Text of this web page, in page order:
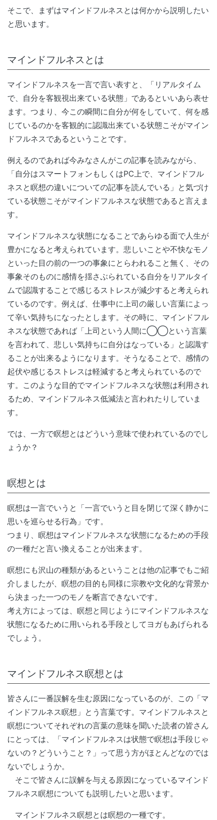
そこで、まずはマインドフルネスとは何かから説明したい
と思います。
マインドフルネスとは
マインドフルネスを一言で言い表すと、「リアルタイム
で、自分を客観視出来ている状態」であるといいあら表せ
ます。つまり、今この瞬間に自分が何をしていて、何を感
じているのかを客観的に認識出来ている状態こそがマイン
ドフルネスであるということです。
例えるのであれば今みなさんがこの記事を読みながら、
「自分はスマートフォンもしくはPC上で、マインドフル
ネスと瞑想の違いについての記事を読んでいる」と気づけ
ている状態こそがマインドフルネスな状態であると言えま
す。
マインドフルネスな状態になることであらゆる面で人生が
豊かになると考えられています。悲しいことや不快なモノ
といった目の前の一つの事象にとらわれること無く、その
事象そのものに感情を揺さぶられている自分をリアルタイ
ムで認識することで感じるストレスが減少すると考えられ
ているのです。例えば、仕事中に上司の厳しい言葉によっ
て辛い気持ちになったとします。その時に、マインドフル
ネスな状態であれば「上司という人間に◯◯という言葉
を言われて、悲しい気持ちに自分はなっている」と認識す
ることが出来るようになります。そうなることで、感情の
起伏や感じるストレスは軽減すると考えられているので
す。このような目的でマインドフルネスな状態は利用され
るため、マインドフルネス低減法と言われたりしていま
す。
では、一方で瞑想とはどういう意味で使われているのでし
ょうか？
瞑想とは
瞑想は一言でいうと「一言でいうと目を閉じて深く静かに
思いを巡らせる行為」です。
つまり、瞑想はマインドフルネスな状態になるための手段
の一種だと言い換えることが出来ます。
瞑想にも沢山の種類があるということは他の記事でもご紹
介しましたが、瞑想の目的も同様に宗教や文化的な背景か
ら決まった一つのモノを断言できないです。
考え方によっては、瞑想と同じようにマインドフルネスな
状態になるために用いられる手段としてヨガもあげられる
でしょう。
マインドフルネス瞑想とは
皆さんに一番誤解を生む原因になっているのが、この「マ
インドフルネス瞑想」とう言葉です。マインドフルネスと
瞑想についてそれぞれの言葉の意味を聞いた読者の皆さん
にとっては、「マインドフルネスは状態で瞑想は手段じゃ
ないの？どういうこと？」って思う方がほとんどなのでは
ないでしょうか。
そこで皆さんに誤解を与える原因になっているマインド
フルネス瞑想についても説明したいと思います。
マインドフルネス瞑想とは瞑想の一種です。